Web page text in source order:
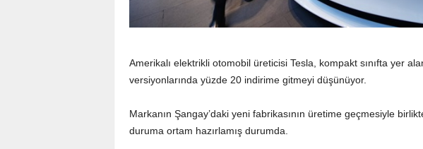
g
Amerikalı elektrikli otomobil üreticisi Tesla, kompakt sınıfta yer
versiyonlarında yüzde 20 indirime gitmeyi düşünüyor.
Markanın Şangay’daki yeni fabrikasının üretime geçmesiyle
duruma ortam hazırlamış durumda.